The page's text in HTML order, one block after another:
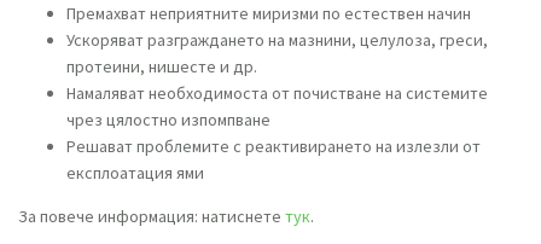
Премахват неприятните миризми по естествен начин
Ускоряват разграждането на мазнини, целулоза, греси,
протеини, нишесте и др.
Намаляват необходимоста от почистване на системите
чрез цялостно изпомпване
Решават проблемите с реактивирането на излезли от
експлоатация ями
За повече информация: натиснете тук.